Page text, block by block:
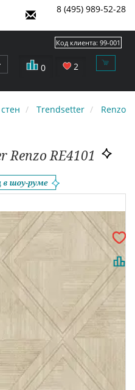
8 (495) 989-52-28
0 2
Код клиента: 99-001
Trendsetter Renzo
Renzo RE4101